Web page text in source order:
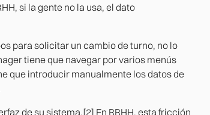
si la gente no la usa, el dato
para solicitar un cambio de turno, no lo
tiene que navegar por varios menús
que introducir manualmente los datos de
de su sistema.[2] En RRHH, esta fricción